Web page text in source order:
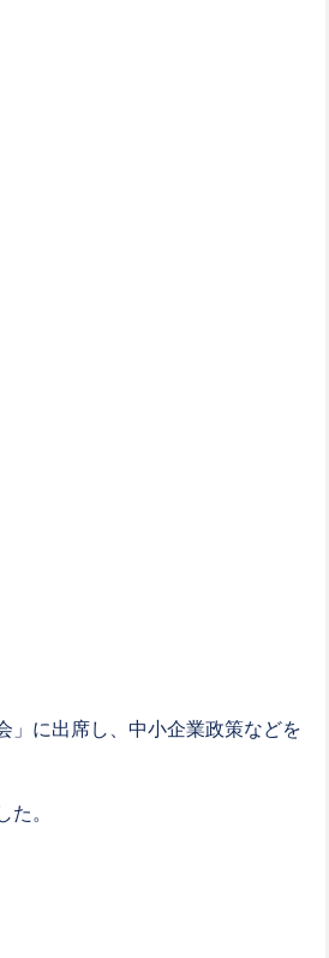
」に出席し、中小企業政策などを
た。